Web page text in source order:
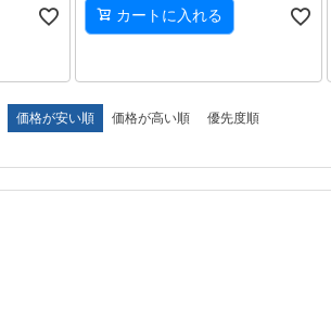
カートに入れる
価格が安い順 価格が高い順 優先度順